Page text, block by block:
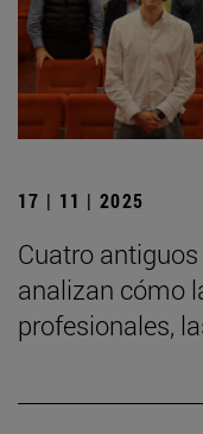
17 | 11 | 2025
Cuatro
analizan cómo
profesionales,